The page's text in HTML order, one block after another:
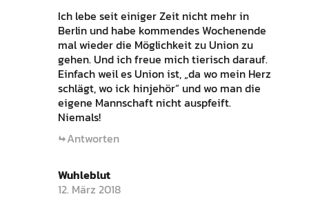
Ich lebe seit einiger Zeit nicht mehr in
Berlin und habe kommendes Wochenende
mal wieder die Möglichkeit zu Union zu
gehen. Und ich freue mich tierisch darauf.
Einfach weil es Union ist, „da wo mein Herz
schlägt, wo ick hinjehör“ und wo man die
eigene Mannschaft nicht auspfeift.
Niemals!
Antworten
Wuhleblut
12. März 2018